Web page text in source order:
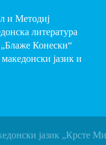
и Методиј
литература
Конески“
јазик и
јазик „Крсте